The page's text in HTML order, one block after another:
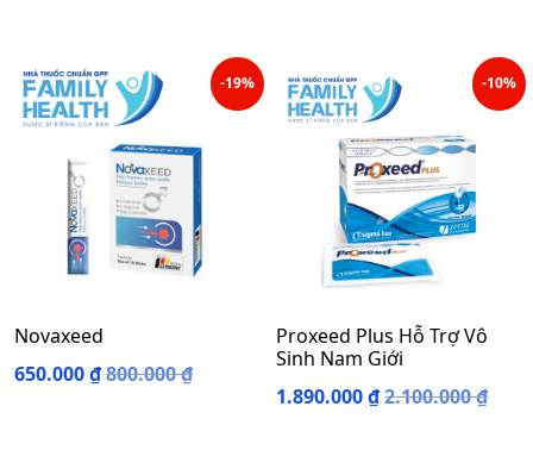
-19%
Novaxeed
650.000₫800.000₫
-10%
Proxeed Plus Hỗ Trợ Vô
Sinh Nam Giới
1.890.000₫ 2.100.000₫